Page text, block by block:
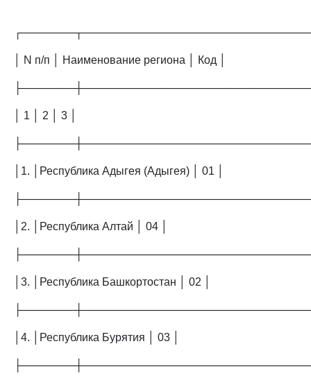
│ N п/п │ Наименование региона │ Код │
│ 1 │ 2 │ 3 │
│1. │Республика Адыгея (Адыгея) │ 01 │
│2. │Республика Алтай │ 04 │
│3. │Республика Башкортостан │ 02 │
│4. │Республика Бурятия │ 03 │